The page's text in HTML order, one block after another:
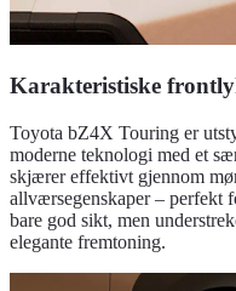
Karakteristiske
Toyota bZ4X Touring er
moderne teknologi med et
skjærer effektivt gjennom
allværsegenskaper – perfekt
bare god sikt, men
elegante fremtoning.